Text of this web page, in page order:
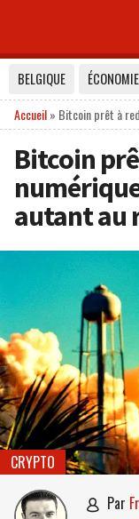
BELGIQUE ÉCONOMIE
Accueil» Bitcoin prêt à
Bitcoin
autant au
CRYPTO
 par